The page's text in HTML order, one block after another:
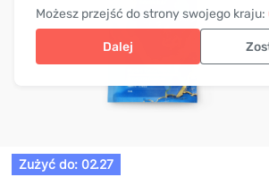
Możesz przejść do strony swojego kraju:
Dalej
Zużyć do: 02.27